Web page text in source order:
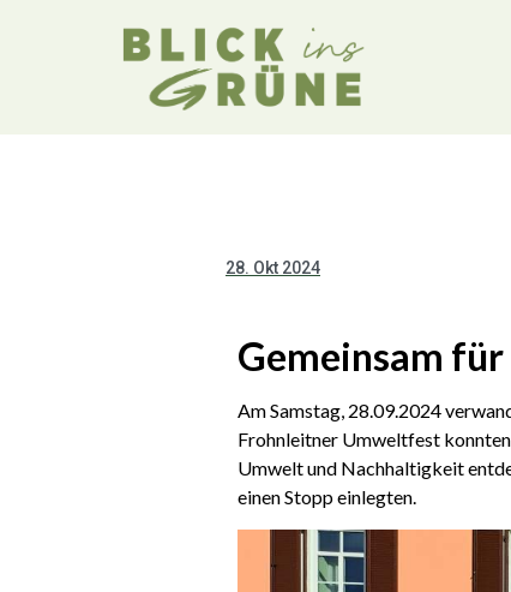
28. Okt 2024
Gemeinsam
Am Samstag, 28.09.2024
Frohnleitner Umweltfest
Umwelt und Nachhaltigkeit
einen Stopp einlegten.